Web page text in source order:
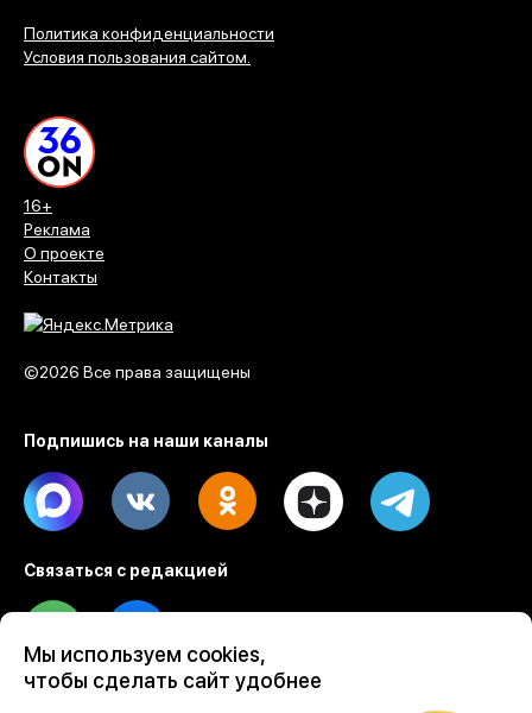
16+
Реклама
О проекте
Контакты
©2026 Все права защищены
Политика конфиденциальности
Условия пользования сайтом.
Подпишись на наши каналы
Max Dzen
Связаться с редакцией
Tel Email
Разработка веб проектов Evrone
Мы используем cookies,
чтобы сделать сайт удобнее